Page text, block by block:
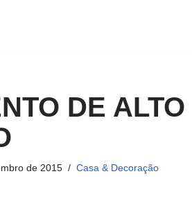
DE
de 2015 Casa & Decoração